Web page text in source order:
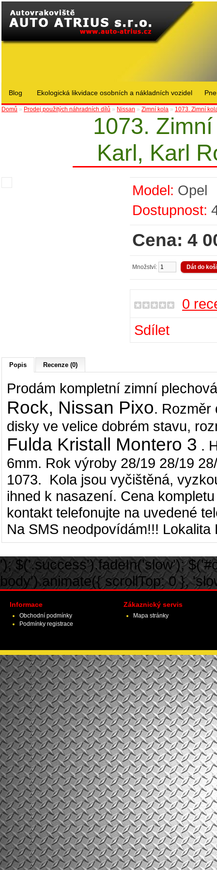
Blog Ekologická likvidace osobních a nákladních vozidel
Domů » Prodej použitých náhradních dílů » Nissan » Zimní kola » 1073. Zimní
1073.
Karl, Karl
Model: Opel
Dostupnost:
Cena: 4
Množství:
0
Sdílet
Popis Recenze (0)
Prodám kompletní zimní
Rock, Nissan Pixo. Rozměr
disky ve velice dobrém stavu,
Fulda Kristall Montero 3 .
6mm. Rok výroby 28/19 28/19
1073. Kola jsou vyčištěná,
ihned k nasazení. Cena
kontakt telefonujte na uvedené
Na SMS neodpovídám!!!
'); $('.success').fadeIn('slow');
body').animate({ scrollTop: 0 },
Informace
Obchodní podmínky
Podmínky registrace
Zákaznický servis
Mapa stránky